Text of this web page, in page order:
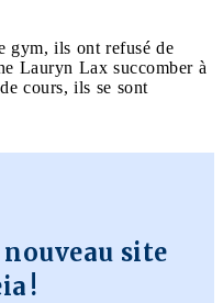
gym, ils ont refusé de
Lauryn Lax succomber à
cours, ils se sont
site
!